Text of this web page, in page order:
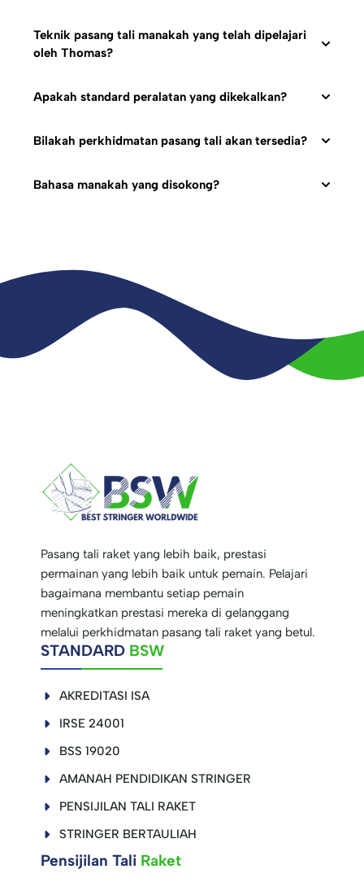
Teknik pasang tali manakah yang telah dipelajari
oleh Thomas?
Apakah standard peralatan yang dikekalkan?
Bilakah perkhidmatan pasang tali akan tersedia?
Bahasa manakah yang disokong?
Pasang tali raket yang lebih baik, prestasi
permainan yang lebih baik untuk pemain. Pelajari
bagaimana membantu setiap pemain
meningkatkan prestasi mereka di gelanggang
melalui perkhidmatan pasang tali raket yang betul.
STANDARD BSW
AKREDITASI ISA
IRSE 24001
BSS 19020
AMANAH PENDIDIKAN STRINGER
PENSIJILAN TALI RAKET
STRINGER BERTAULIAH
Pensijilan Tali Raket